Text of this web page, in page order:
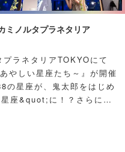
ミノルタプラネタリア
ラネタリアTOKYOにて
やしい星座たち～』が開催
の星座が、鬼太郎をはじめ
座&quot;に！？さらに例